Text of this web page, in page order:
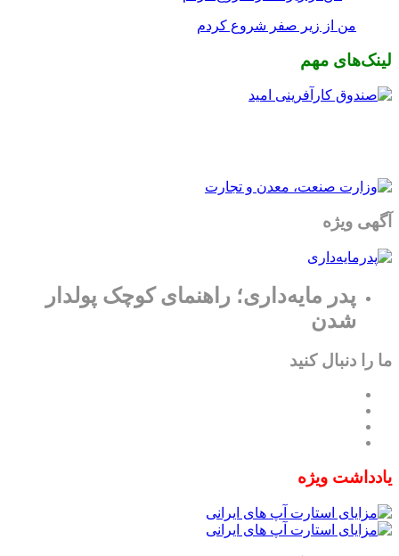
من از زیر صفر شروع کردم
لینک‌های مهم
آگهی ویژه
پدر مایه‌داری؛ راهنمای کوچک پولدار
شدن
ما را دنبال کنید
یادداشت ویژه